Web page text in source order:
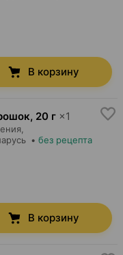
В корзину
, 20 г ×1
• без рецепта
В корзину